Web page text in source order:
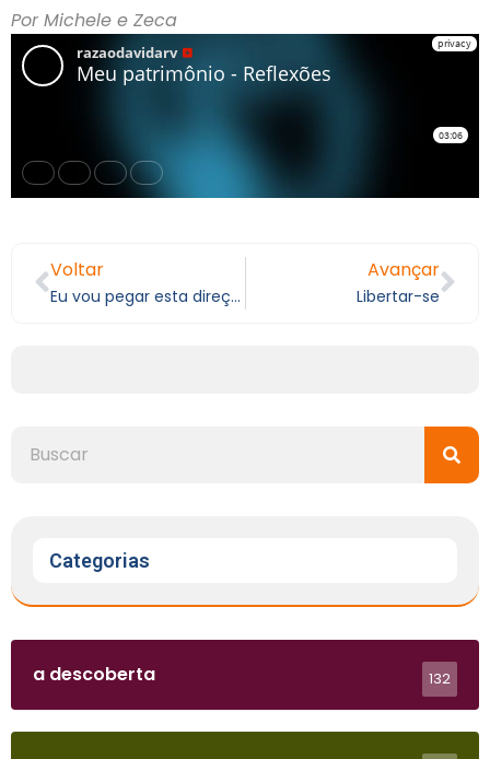
Por Michele e Zeca
Voltar
Eu vou pegar esta direção
Avançar
Libertar-se
Categorias
a descoberta 132